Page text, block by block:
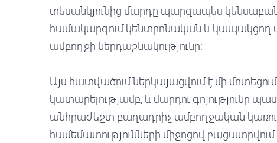
տեսանկյունից մարդը պարզապես
համակարգում կենտրոնական և կապակցող
ամբողջի ներդաշնակությունը։
Այս հատվածում ներկայացվում է մի
կատարելությամբ, և մարդու գոյությունը
անհրաժեշտ բաղադրիչ ամբողջական
համեմատությունների միջոցով բացատրվում